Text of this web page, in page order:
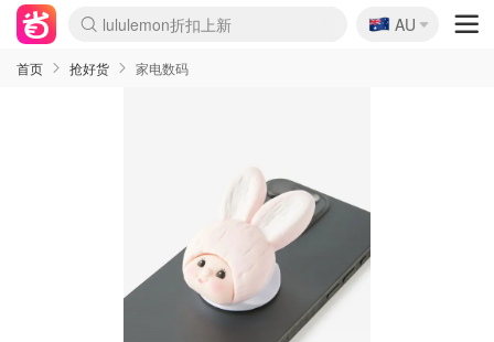
lululemon折扣上新
SSENSE年中2.5折
FreshBeauty好价汇总
Cettire降价+叠9折
WWS Coles超市实拍
viagogo二手票捡漏
Myer折扣汇总
The Outnet奢牌1折起
David Jones 3折起
Flannels大牌1折
Perfumes Club护肤1折
AMIRO面罩$251
Amazon折扣汇总
eToro入金$200送$50
Amazon数码好物
ICONIC本周7.5折
ThedoubleF高奢地板价
Moose Knuckles 6折
EUFY摄像头$98
Selenichast首饰2折
Trip机票酒店促销
YSL送5件彩妆礼
Amazon家居好物
Amazon美妆护肤
雅漾大喷$8
过敏原检测盒$33
科颜氏高保湿面霜$29
SEALIFE海洋馆门票6折
丝塔芙大白罐$16
订阅Newsletter送香薰
Cult Beauty 6.8折
Harrods圣诞日历$525
LN-CC奢牌私促3折
d'Alba空姐喷雾$16
EVE LOM套装£56
Bernardelli独家4折
Adore Beauty 6折起
CT圣诞日历
Mytheresa奢品2.7折
Luxury Escapes 9折
Currentbody美容仪$881
MOON Garden Live
Roborock扫地机$649
Valentino官网5折
CR洗护套装$23
修丽可4件套$159
GANNI官网4.5折
Stylevana韩妆4折
Tessabit高奢8.5折
OGX洗发水$11
Amazon阿德莱德次日达
卡诗8.5折+赠礼
Philips Hue灯具8折
La Mer送8件礼值$529
🇦🇺
AU
首页 抢好货 家电数码